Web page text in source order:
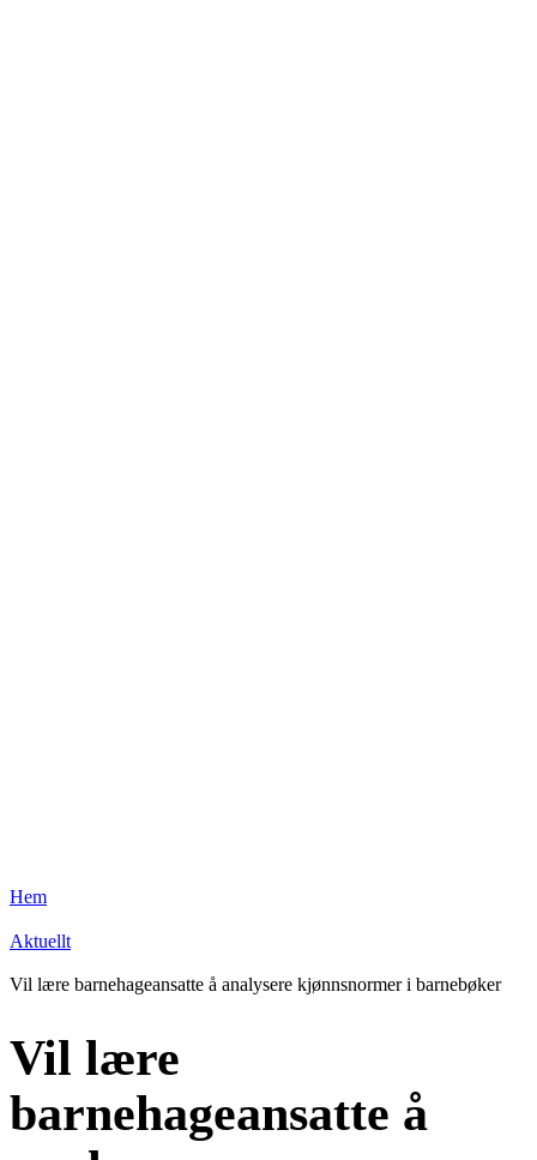
Hem
Aktuellt
Vil lære barnehageansatte å analysere kjønnsnormer i barnebøker
Vil lære
barnehageansatte å